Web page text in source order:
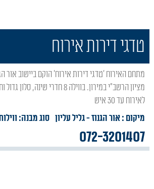
טדגי דירות אירוח
מתחם האירוח 'טדגי דירות אירוח' הוקם ביישוב אור הגנוז, במרחק הליכה
מציון הרשב"י במירון. בווילה 8 חדרי
לאירוח עד 30 איש
מיקום : אור הגנוז- גליל עליון סוג מבנה:
072-3201407